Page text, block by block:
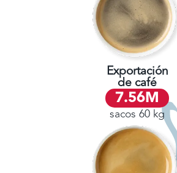
Exportación
de café
7.56M
sacos 60 kg